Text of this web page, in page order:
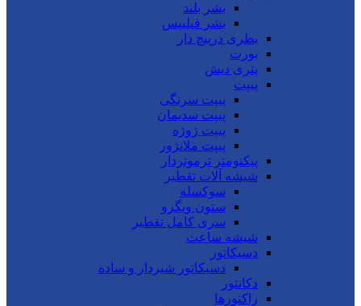
بشر بلند
بشر فیلیپس
بطری درپیچ دار
بورت
پتری دیش
پیپت
پیپت سرنگی
پیپت سدیمان
پیپت ژوژه
پیپت ملانژور
پیکنومتر ترموتردار
شیشه آلات تقطیر
سوکسله
ستون ویگرو
سری کامل تقطیر
شیشه ساعت
دسیکاتور
دسیکاتور شیردار و ساده
دکانتور
راکتورها